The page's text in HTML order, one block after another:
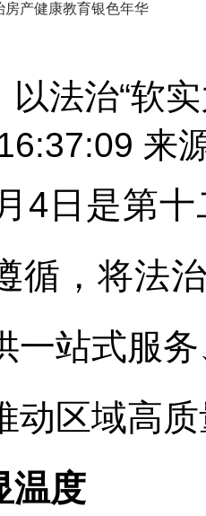
房产健康教育银色年华
法治“软
来
4日是第
循，将法
一站式服
动区域高
温度